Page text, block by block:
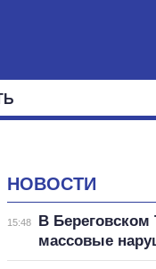
НОВОСТИ
15:48
В
массовые